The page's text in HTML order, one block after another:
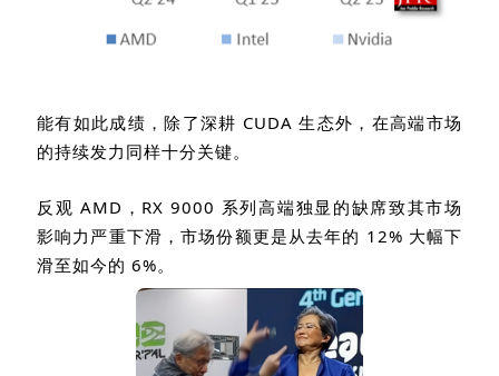
能有如此成绩，除了深耕 CUDA生态外，在高端市场
的持续发力同样十分关键。
反观AMD ， RX 9000 系列高端独显的缺席致其市场
影响力严重下滑，市场份额更是从去年的 12% 大幅下
滑至如今的 6%。